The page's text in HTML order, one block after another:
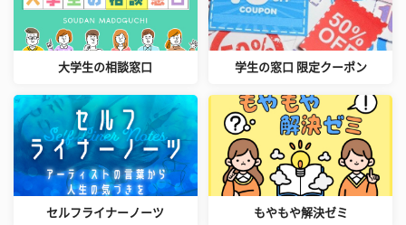
大学生の相談窓口 学生の窓口 限定クーポン
セルフライナーノーツ もやもや解決ゼミ